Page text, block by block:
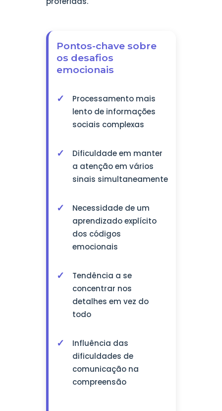
Pontos-chave sobre
os desafios
emocionais
Processamento mais
lento de informações
sociais complexas
Dificuldade em manter
a atenção em vários
sinais simultaneamente
Necessidade de um
aprendizado explícito
dos códigos
emocionais
Tendência a se
concentrar nos
detalhes em vez do
todo
Influência das
dificuldades de
comunicação na
compreensão